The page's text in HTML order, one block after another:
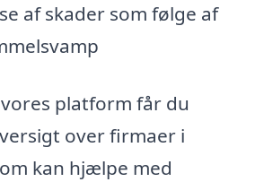
af skader som følge af
platform får du
over firmaer i
kan hjælpe med